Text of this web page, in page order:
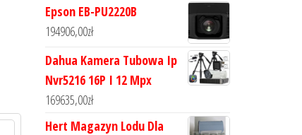
Epson EB-PU2220B
194906,00zł
Dahua Kamera Tubowa Ip
Nvr5216 16P I 12 Mpx
169635,00zł
Hert Magazyn Lodu Dla